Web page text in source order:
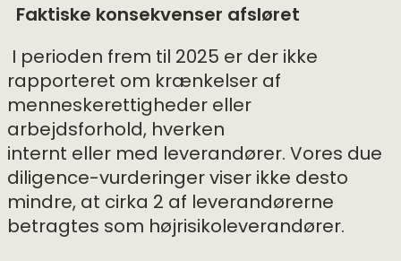
Faktiske konsekvenser afsløret
I perioden frem til 2025 er der ikke
rapporteret om krænkelser af
menneskerettigheder eller
arbejdsforhold, hverken
internt eller med leverandører. Vores due
diligence-vurderinger viser ikke desto
mindre, at cirka 2 af leverandørerne
betragtes som højrisikoleverandører.